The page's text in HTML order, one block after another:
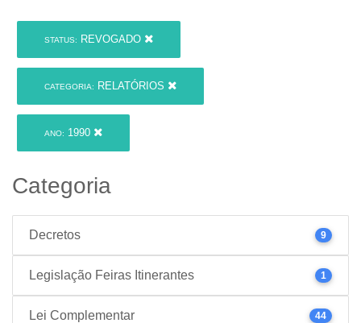
STATUS: REVOGADO
CATEGORIA: RELATÓRIOS
ANO: 1990
Categoria
Decretos 9
Legislação Feiras Itinerantes 1
Lei Complementar 44